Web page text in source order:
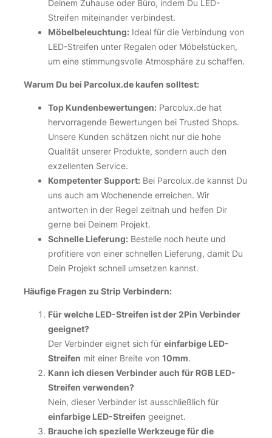
Deinem Zuhause oder Büro, indem Du LED-
Streifen miteinander verbindest.
Möbelbeleuchtung: Ideal für die Verbindung von
LED-Streifen unter Regalen oder Möbelstücken,
um eine stimmungsvolle Atmosphäre zu schaffen.
Warum Du bei Parcolux.de kaufen solltest:
Top Kundenbewertungen: Parcolux.de hat
hervorragende Bewertungen bei Trusted Shops.
Unsere Kunden schätzen nicht nur die hohe
Qualität unserer Produkte, sondern auch den
exzellenten Service.
Kompetenter Support: Bei Parcolux.de kannst Du
uns auch am Wochenende erreichen. Wir
antworten in der Regel zeitnah und helfen Dir
gerne bei Deinem Projekt.
Schnelle Lieferung: Bestelle noch heute und
profitiere von einer schnellen Lieferung, damit Du
Dein Projekt schnell umsetzen kannst.
Häufige Fragen zu Strip Verbindern:
Für welche LED-Streifen ist der 2Pin Verbinder
geeignet?
Der Verbinder eignet sich für einfarbige LED-
Streifen mit einer Breite von 10mm.
Kann ich diesen Verbinder auch für RGB LED-
Streifen verwenden?
Nein, dieser Verbinder ist ausschließlich für
einfarbige LED-Streifen geeignet.
Brauche ich spezielle Werkzeuge für die